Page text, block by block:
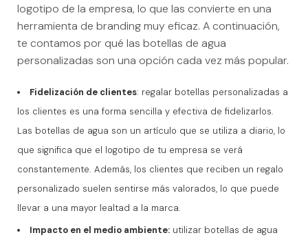
logotipo de la empresa, lo que las convierte en una
herramienta de branding muy eficaz. A continuación,
te contamos por qué las botellas de agua
personalizadas son una opción cada vez más popular.
Fidelización de clientes: regalar botellas personalizadas a
los clientes es una forma sencilla y efectiva de fidelizarlos.
Las botellas de agua son un artículo que se utiliza a diario, lo
que significa que el logotipo de tu empresa se verá
constantemente. Además, los clientes que reciben un regalo
personalizado suelen sentirse más valorados, lo que puede
llevar a una mayor lealtad a la marca.
Impacto en el medio ambiente: utilizar botellas de agua